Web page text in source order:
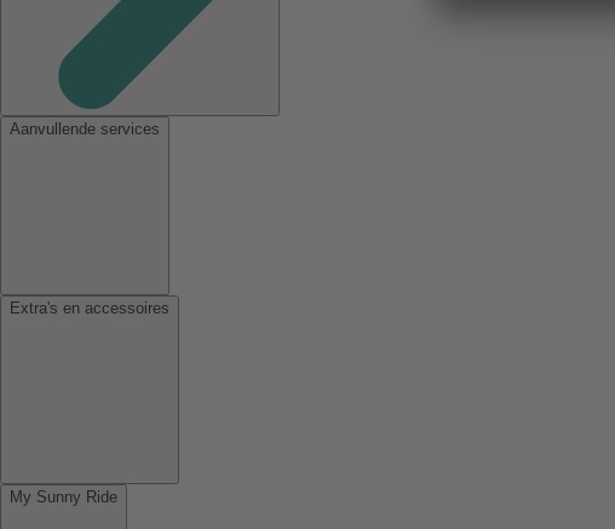
Aanvullende services
Extra's en accessoires
My Sunny Ride